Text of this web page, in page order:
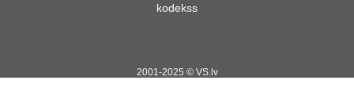
kodekss
2001-2025 © VS.lv